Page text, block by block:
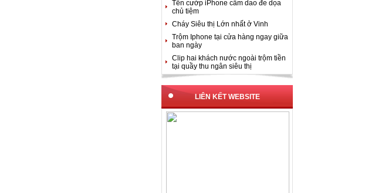
Tên cướp iPhone cầm dao đe dọa
chủ tiệm
Cháy Siêu thị Lớn nhất ở Vinh
Trộm Iphone tại cửa hàng ngay giữa
ban ngày
Clip hai khách nước ngoài trộm tiền
tại quầy thu ngân siêu thị
LIÊN KẾT WEBSITE